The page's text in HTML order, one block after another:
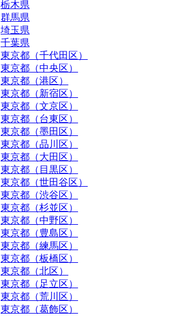
栃木県
群馬県
埼玉県
千葉県
東京都（千代田区）
東京都（中央区）
東京都（港区）
東京都（新宿区）
東京都（文京区）
東京都（台東区）
東京都（墨田区）
東京都（品川区）
東京都（大田区）
東京都（目黒区）
東京都（世田谷区）
東京都（渋谷区）
東京都（杉並区）
東京都（中野区）
東京都（豊島区）
東京都（練馬区）
東京都（板橋区）
東京都（北区）
東京都（足立区）
東京都（荒川区）
東京都（葛飾区）